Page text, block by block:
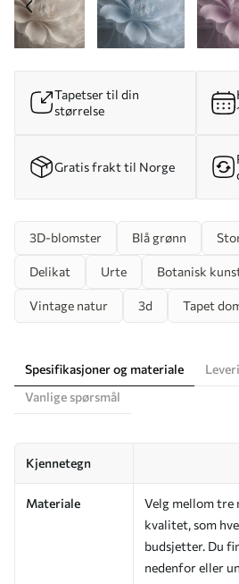
Tapetser til din
størrelse
Gratis frakt til Norge
3D-blomster Blå grønn
Delikat Urte Botanisk
Vintage natur 3d Tapet
Spesifikasjoner og materiale
Vanlige spørsmål
Kjennetegn
Materiale
Velg mellom tre
kvalitet, som
budsjetter. Du
nedenfor eller